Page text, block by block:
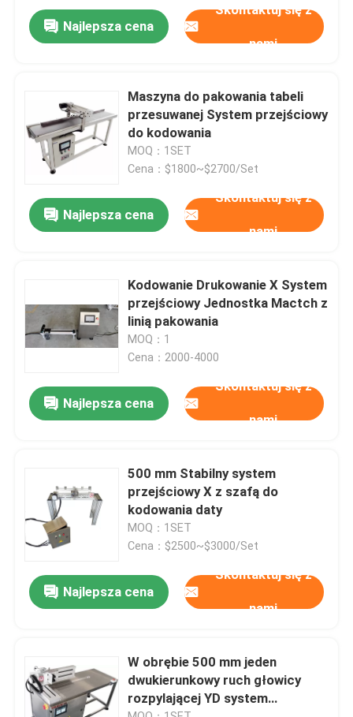
Produkty
O nas
Kontrola jakości
Nowości
Poproś o wycenę
Najlepsza cena
Skontaktuj się z
nami
Maszyna do pakowania tabeli
przesuwanej System przejściowy
do kodowania
MOQ：1SET
Cena：$1800~$2700/Set
Najlepsza cena
Skontaktuj się z
nami
Kodowanie Drukowanie X System
przejściowy Jednostka Mactch z
linią pakowania
MOQ：1
Cena：2000-4000
Najlepsza cena
Skontaktuj się z
nami
500 mm Stabilny system
przejściowy X z szafą do
kodowania daty
MOQ：1SET
Cena：$2500~$3000/Set
Najlepsza cena
Skontaktuj się z
nami
W obrębie 500 mm jeden
dwukierunkowy ruch głowicy
rozpylającej YD system